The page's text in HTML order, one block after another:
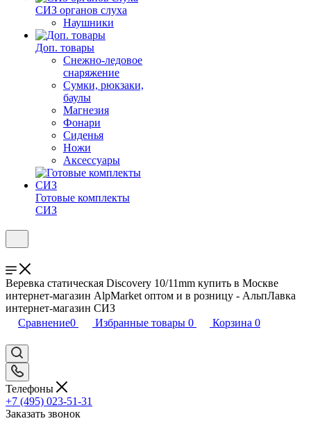
СИЗ органов слуха
Наушники
Доп. товары
Снежно-ледовое
снаряжение
Сумки, рюкзаки,
баулы
Магнезия
Фонари
Сиденья
Ножи
Аксессуары
Готовые комплекты
СИЗ
Веревка статическая Discovery 10/11mm купить в Москве
интернет-магазин AlpMarket оптом и в розницу - АльпЛавка
интернет-магазин СИЗ
Сравнение0 Избранные товары 0 Корзина 0
Телефоны
+7 (495) 023-51-31
Заказать звонок